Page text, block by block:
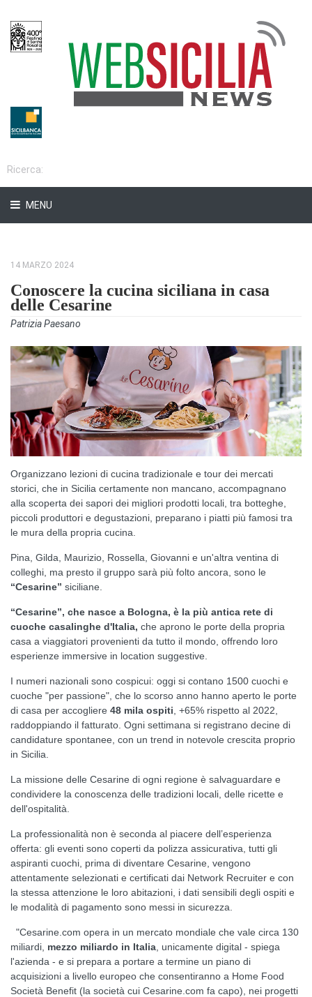
MENU
14 MARZO 2024
Conoscere la cucina siciliana in casa
delle Cesarine
Patrizia Paesano
Organizzano lezioni di cucina tradizionale e tour dei mercati
storici, che in Sicilia certamente non mancano, accompagnano
alla scoperta dei sapori dei migliori prodotti locali, tra botteghe,
piccoli produttori e degustazioni, preparano i piatti più famosi tra
le mura della propria cucina.
Pina, Gilda, Maurizio, Rossella, Giovanni e un'altra ventina di
colleghi, ma presto il gruppo sarà più folto ancora, sono le
“Cesarine” siciliane.
“Cesarine”, che nasce a Bologna, è la più antica rete di
cuoche casalinghe d'Italia, che aprono le porte della propria
casa a viaggiatori provenienti da tutto il mondo, offrendo loro
esperienze immersive in location suggestive.
I numeri nazionali sono cospicui: oggi si contano 1500 cuochi e
cuoche "per passione", che lo scorso anno hanno aperto le porte
di casa per accogliere 48 mila ospiti , +65% rispetto al 2022,
raddoppiando il fatturato. Ogni settimana si registrano decine di
candidature spontanee, con un trend in notevole crescita proprio
in Sicilia.
La missione delle Cesarine di ogni regione è salvaguardare e
condividere la conoscenza delle tradizioni locali, delle ricette e
dell'ospitalità.
La professionalità non è seconda al piacere dell’esperienza
offerta: gli eventi sono coperti da polizza assicurativa, tutti gli
aspiranti cuochi, prima di diventare Cesarine, vengono
attentamente selezionati e certificati dai Network Recruiter e con
la stessa attenzione le loro abitazioni, i dati sensibili degli ospiti e
le modalità di pagamento sono messi in sicurezza.
"Cesarine.com opera in un mercato mondiale che vale circa 130
miliardi, mezzo miliardo in Italia , unicamente digital - spiega
l'azienda - e si prepara a portare a termine un piano di
acquisizioni a livello europeo che consentiranno a Home Food
Società Benefit (la società cui Cesarine.com fa capo), nei progetti